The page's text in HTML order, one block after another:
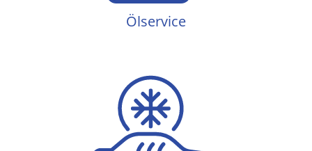
Ölservice
Klimaservice